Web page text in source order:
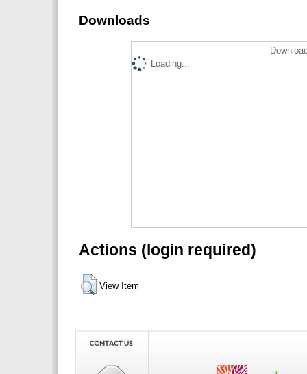
Downloads
Loading...
Actions (login required)
View Item